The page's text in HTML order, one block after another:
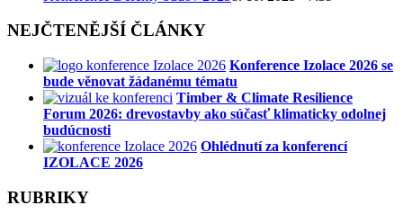
NEJČTENĚJŠÍ ČLÁNKY
Konference Izolace 2026 se
bude věnovat žádanému tématu
Timber & Climate Resilience
Forum 2026: drevostavby ako súčasť klimaticky odolnej
budúcnosti
Ohlédnutí za konferencí
IZOLACE 2026
RUBRIKY